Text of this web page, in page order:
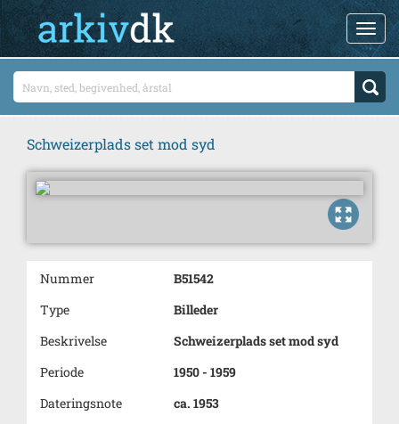
Schweizerplads set mod syd
Nummer
B51542
Type
Billeder
Beskrivelse
Schweizerplads set mod syd
Periode
1950 - 1959
Dateringsnote
ca. 1953